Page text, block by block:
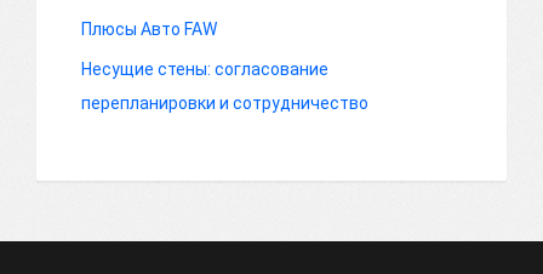
Плюсы Авто FAW
Несущие стены: согласование
перепланировки и сотрудничество